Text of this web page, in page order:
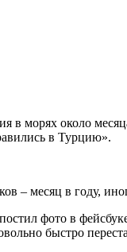
морях около
в Турцию».
– месяц в году,
фото в
быстро